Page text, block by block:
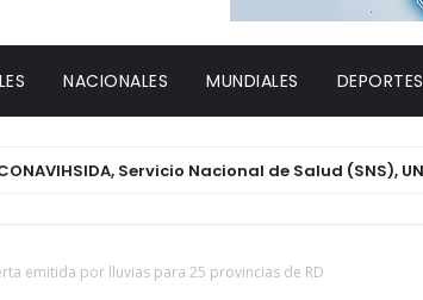
NACIONALES MUNDIALES DEPORTES
Servicio Nacional de Salud (SNS),
emitida por lluvias para 25 provincias de RD